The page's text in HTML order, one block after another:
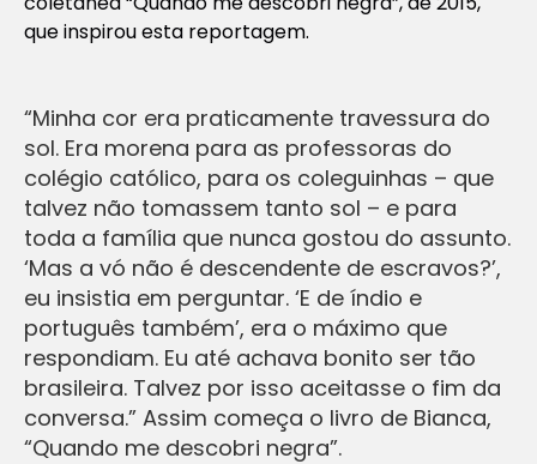
que inspirou esta reportagem.
“Minha cor era praticamente travessura do
sol. Era morena para as professoras do
colégio católico, para os coleguinhas – que
talvez não tomassem tanto sol – e para
toda a família que nunca gostou do assunto.
‘Mas a vó não é descendente de escravos?’,
eu insistia em perguntar. ‘E de índio e
português também’, era o máximo que
respondiam. Eu até achava bonito ser tão
brasileira. Talvez por isso aceitasse o fim da
conversa.” Assim começa o livro de Bianca,
“Quando me descobri negra”.